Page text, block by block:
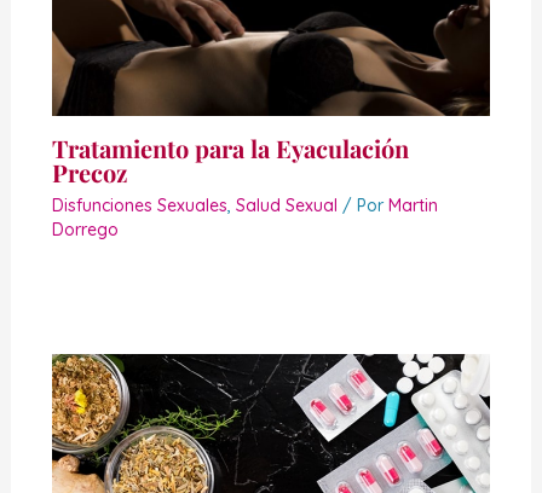
Tratamiento para la Eyaculación
Precoz
Disfunciones Sexuales,Salud Sexual / PorMartin
Dorrego